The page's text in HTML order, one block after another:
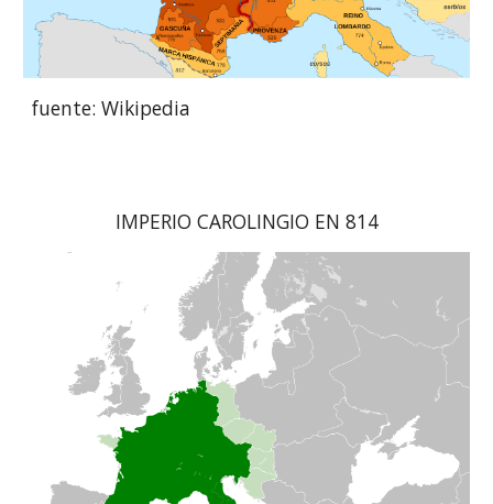
fuente: Wikipedia
IMPERIO CAROLINGIO EN 814